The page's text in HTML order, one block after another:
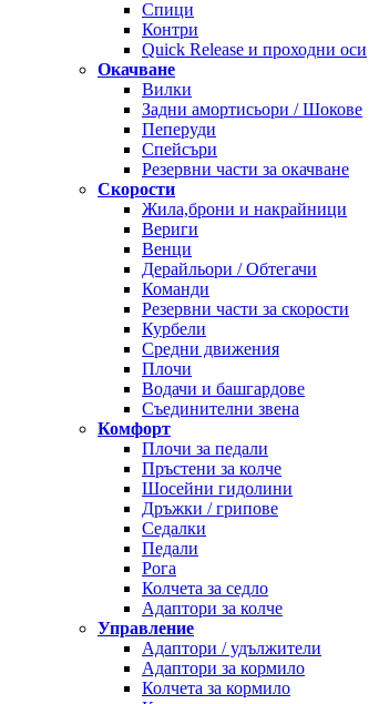
Спици
Контри
Quick Release и проходни оси
Окачване
Вилки
Задни амортисьори / Шокове
Пеперуди
Спейсъри
Резервни части за окачване
Скорости
Жила,брони и накрайници
Вериги
Венци
Дерайльори / Обтегачи
Команди
Резервни части за скорости
Курбели
Средни движения
Плочи
Водачи и башгардове
Съединителни звена
Комфорт
Плочи за педали
Пръстени за колче
Шосейни гидолини
Дръжки / грипове
Седалки
Педали
Рога
Колчета за седло
Адаптори за колче
Управление
Адаптори / удължители
Адаптори за кормило
Колчета за кормило